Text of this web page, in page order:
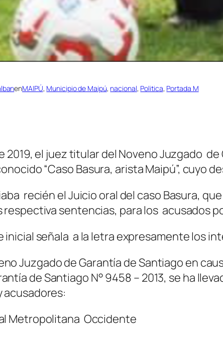
enMAIPÚ, Municipio de Maipú, nacional, Politica, Portada M
2019, el juez titular del Noveno Juzgado
“Caso Basura, arista Maipú”, cuyo
recién el Juicio oral del caso Basura,
respectiva sentencias, para los acusados
inicial señala a la letra expresamente los
Juzgado de Garantía de Santiago en
de Santiago N° 9458 – 2013, se ha
Metropolitana Occidente